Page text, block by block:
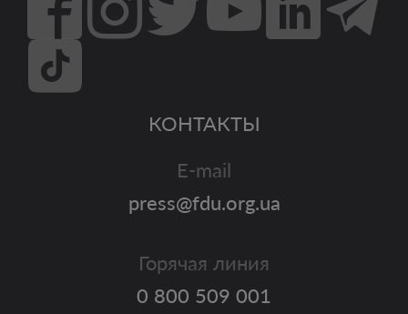
КОНТАКТЫ
E-mail
press@fdu.org.ua
Горячая линия
0 800 509 001